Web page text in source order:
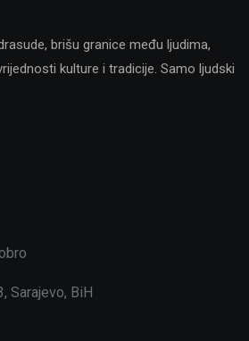
brišu granice među ljudima,
kulture i tradicije. Samo ljudski
Sarajevo, BiH